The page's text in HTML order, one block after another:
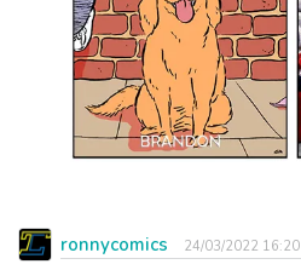
ronnycomics 24/03/2022 16:20